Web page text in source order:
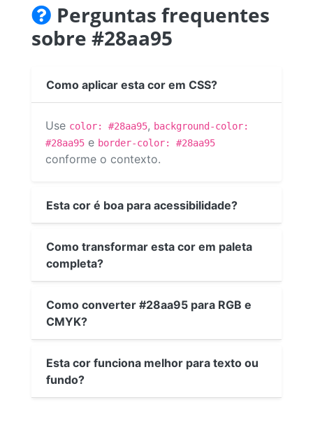
Perguntas frequentes
sobre #28aa95
Como aplicar esta cor em CSS?
Use color: #28aa95, background-color:
#28aa95 e border-color: #28aa95
conforme o contexto.
Esta cor é boa para acessibilidade?
Como transformar esta cor em paleta
completa?
Como converter #28aa95 para RGB e
CMYK?
Esta cor funciona melhor para texto ou
fundo?